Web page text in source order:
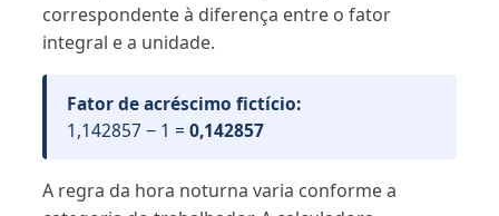
correspondente à diferença entre o fator
integral e a unidade.
Fator de acréscimo fictício:
1,142857 − 1 = 0,142857
A regra da hora noturna varia conforme a